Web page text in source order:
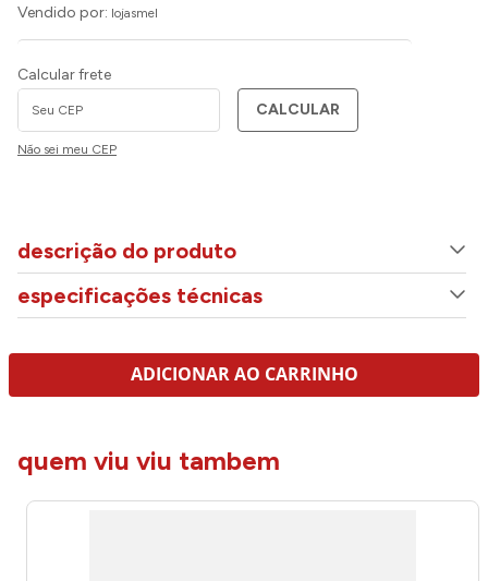
Vendido por: lojasmel
Calcular frete
CALCULAR
Não sei meu CEP
descrição do produto
especificações técnicas
ADICIONAR AO CARRINHO
quem viu viu tambem